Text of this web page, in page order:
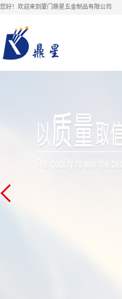
您好！欢迎来到厦门鼎星五金制品有限公司